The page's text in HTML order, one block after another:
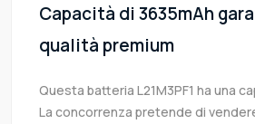
Capacità di 3635mAh
qualità premium
Questa batteria L21M3PF1 ha una
La concorrenza pretende di